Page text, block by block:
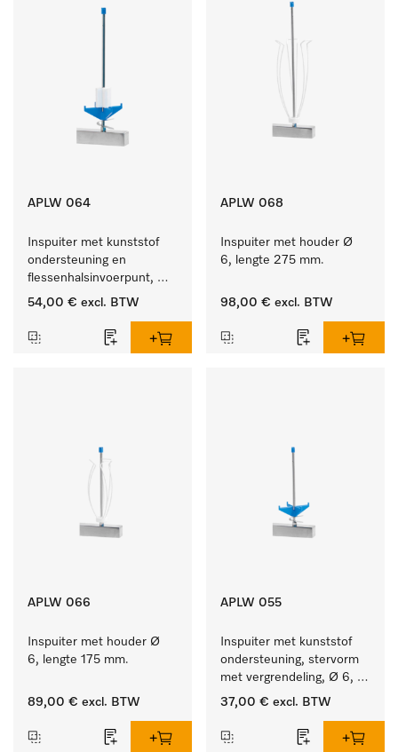
APLW 064
Inspuiter met kunststof
ondersteuning en
flessenhalsinvoerpunt,
ster, Ø 6, lengte 225 mm.
54,00 € excl. BTW
APLW 068
Inspuiter met houder Ø
6, lengte 275 mm.
98,00 € excl. BTW
APLW 066
Inspuiter met houder Ø
6, lengte 175 mm.
89,00 € excl. BTW
APLW 055
Inspuiter met kunststof
ondersteuning, stervorm
met vergrendeling, Ø 6,
lengte 175 mm.
37,00 € excl. BTW